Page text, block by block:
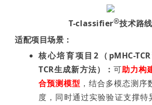
T-classifier®技术路线
适配项目场景：
核心培育项目2（pMHC-
TCR生成新方法）： 可助力构
合预测模型 ，结合多模态测
度，同时通过实验验证支撑特